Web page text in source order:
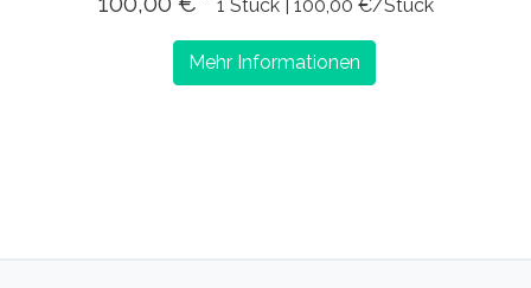
1 Stück | 100,00 €/Stück
Mehr Informationen